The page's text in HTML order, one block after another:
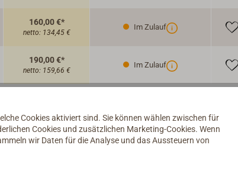
160,00 €*
netto: 134,45 €
Im Zulauf
190,00 €*
netto: 159,66 €
Im Zulauf
mit der Auslöseautomatik 4001S
Cookies aktiviert sind. Sie können wählen zwischen für
Cookies und zusätzlichen Marketing-Cookies. Wenn
wir Daten für die Analyse und das Aussteuern von